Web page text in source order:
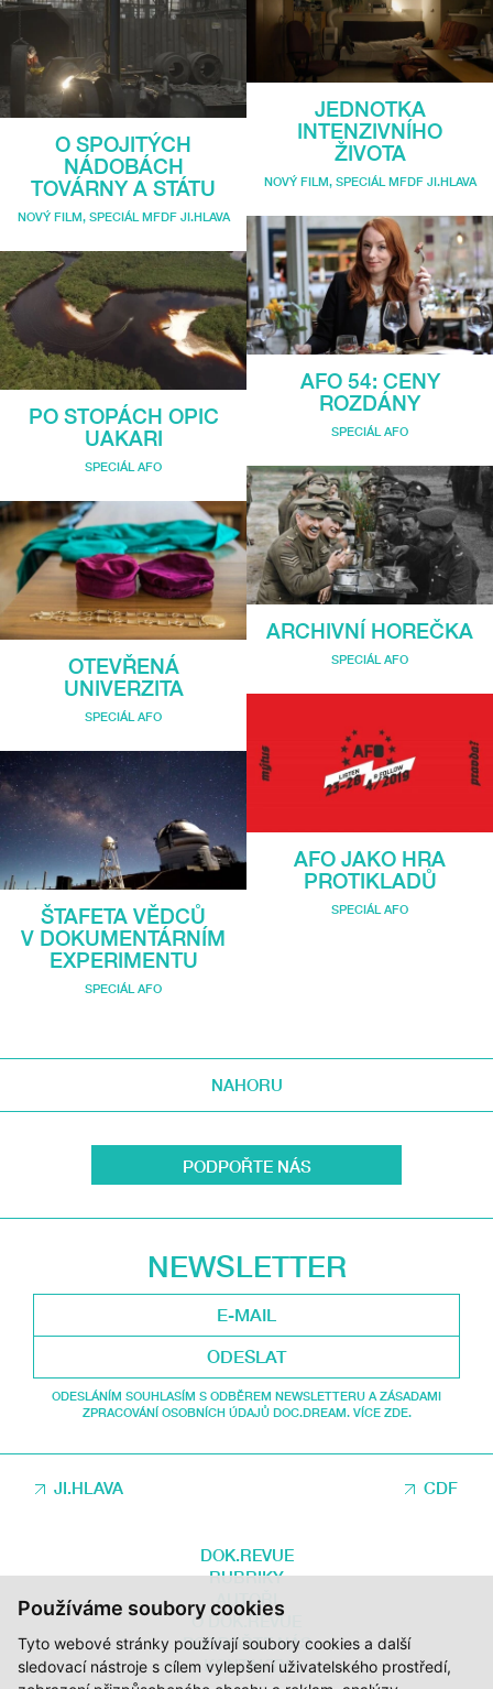
Používáme soubory cookies
Tyto webové stránky používají soubory cookies a další
sledovací nástroje s cílem vylepšení uživatelského prostředí,
O SPOJITÝCH
NÁDOBÁCH
TOVÁRNY A STÁTU
NOVÝ FILM SPECIÁL MFDF JI.HLAVA
PO STOPÁCH OPIC
UAKARI
SPECIÁL AFO
OTEVŘENÁ
UNIVERZITA
SPECIÁL AFO
ŠTAFETA VĚDCŮ
V DOKUMENTÁRNÍM
EXPERIMENTU
SPECIÁL AFO
JEDNOTKA
INTENZIVNÍHO
ŽIVOTA
NOVÝ FILM, SPECIÁL MFDF JI.HLAVA
AFO 54: CENY
ROZDÁNY
SPECIÁL AFO
ARCHIVNÍ HOREČKA
SPECIÁL AFO
AFO JAKO HRA
PROTIKLADŮ
SPECIÁL AFO
NAHORU
PODPOŘTE NÁS
NEWSLETTER
ODESLAT
ODESLÁNÍM SOUHLASÍM S ODBĚREM NEWSLETTERU A ZÁSADAMI
ZPRACOVÁNÍ OSOBNÍCH ÚDAJŮ DOC.DREAM. VÍCE ZDE.
JI.HLAVA CDF
DOK.REVUE
RUBRIKY
AUTOŘI
O DOK.REVUE
PODPOŘTE NÁS
KONTAKTY